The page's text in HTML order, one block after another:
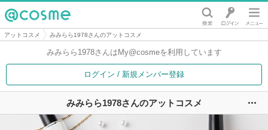
@cosme
アットコスメ みみらら1978さんのアットコスメ
みみらら1978さんは My@cosmeを利用しています
ログイン / 新規メンバー登録
みみらら1978さんのアットコスメ